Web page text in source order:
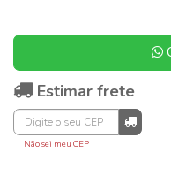
Estimar frete
Não sei meu CEP